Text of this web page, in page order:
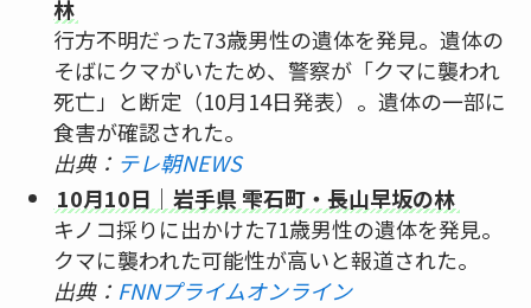
林
行方不明だった73歳男性の遺体を発見。遺体の
そばにクマがいたため、警察が「クマに襲われ
死亡」と断定（10月14日発表）。遺体の一部に
食害が確認された。
出典： テレ朝NEWS
10月10日｜岩手県 雫石町・長山早坂の林
キノコ採りに出かけた71歳男性の遺体を発見。
クマに襲われた可能性が高いと報道された。
出典： FNNプライムオンライン